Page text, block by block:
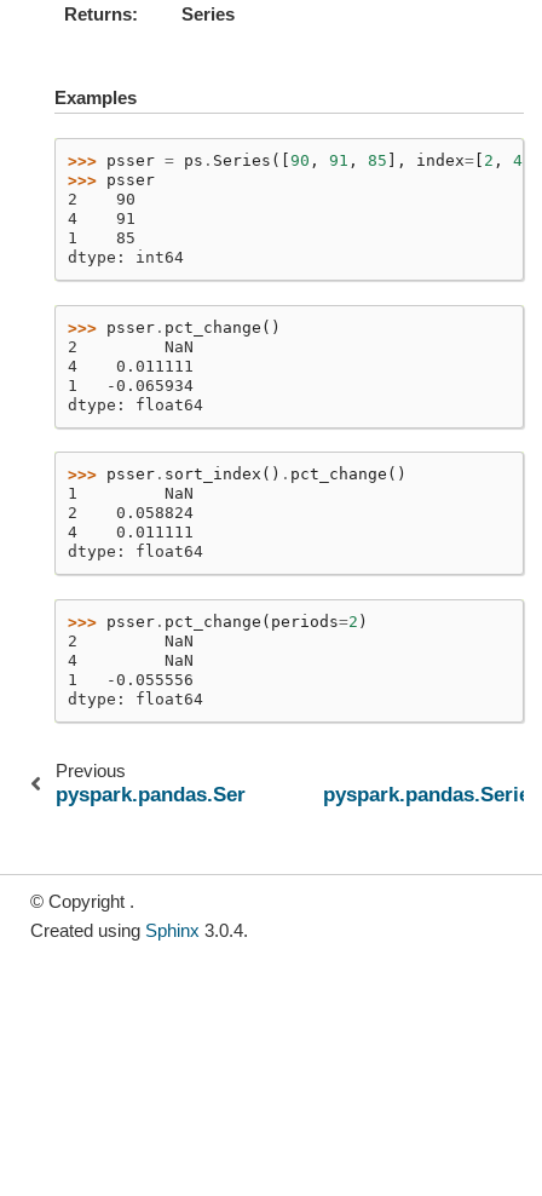
Returns Series
Examples
>>> psser = ps . Series ([ 90 , 91 , 85 ], index= 2 , 4
>>> psser
2    90
4    91
1    85
dtype: int64
>>> psser . pct_change ()
2         NaN
4    0.011111
1   -0.065934
dtype: float64
>>> psser . sort_index () . pct_change ()
1         NaN
2    0.058824
4    0.011111
dtype: float64
>>> psser . pct_change ( periods=2 )
2         NaN
4         NaN
1   -0.055556
dtype: float64
Previous
pyspark.pandas.Series.nsmallest
© Copyright .
Created using Sphinx 3.0.4.